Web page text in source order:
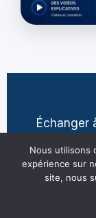
Échanger
Nous utilisons
expérience sur
site, nous